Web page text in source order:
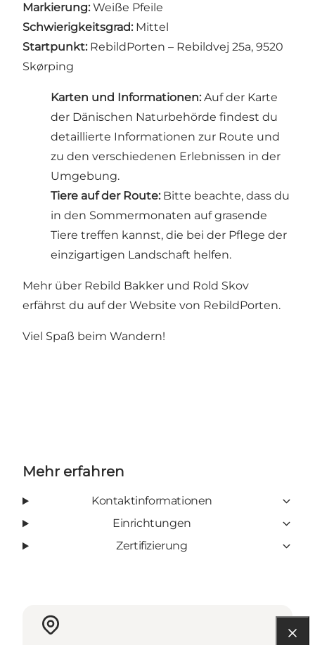
Markierung: Weiße Pfeile
Schwierigkeitsgrad: Mittel
Startpunkt: RebildPorten – Rebildvej 25a, 9520
Skørping
Karten und Informationen: Auf der Karte
der Dänischen Naturbehörde findest du
detaillierte Informationen zur Route und
zu den verschiedenen Erlebnissen in der
Umgebung.
Tiere auf der Route: Bitte beachte, dass du
in den Sommermonaten auf grasende
Tiere treffen kannst, die bei der Pflege der
einzigartigen Landschaft helfen.
Mehr über Rebild Bakker und Rold Skov
erfährst du auf der Website von RebildPorten.
Viel Spaß beim Wandern!
Mehr erfahren
Kontaktinformationen
Einrichtungen
Zertifizierung